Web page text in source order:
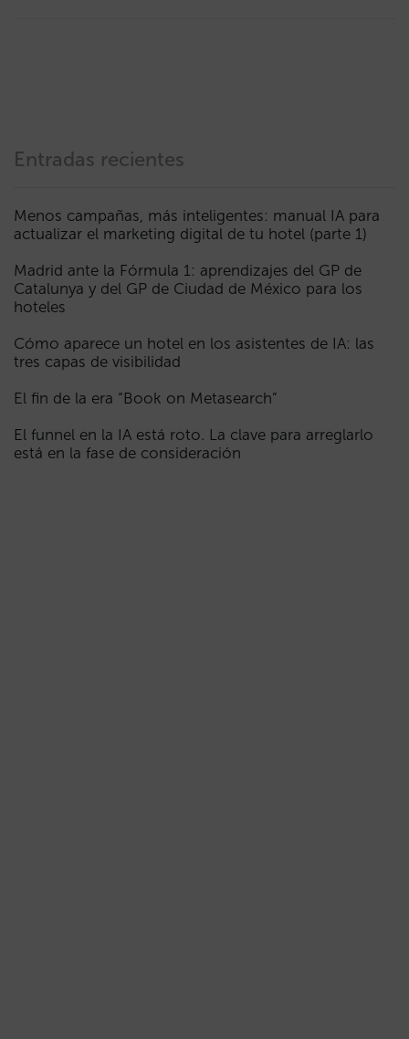
Entradas recientes
Menos campañas, más inteligentes: manual IA para
actualizar el marketing digital de tu hotel (parte 1)
Madrid ante la Fórmula 1: aprendizajes del GP de
Catalunya y del GP de Ciudad de México para los
hoteles
Cómo aparece un hotel en los asistentes de IA: las
tres capas de visibilidad
El fin de la era “Book on Metasearch”
El funnel en la IA está roto. La clave para arreglarlo
está en la fase de consideración